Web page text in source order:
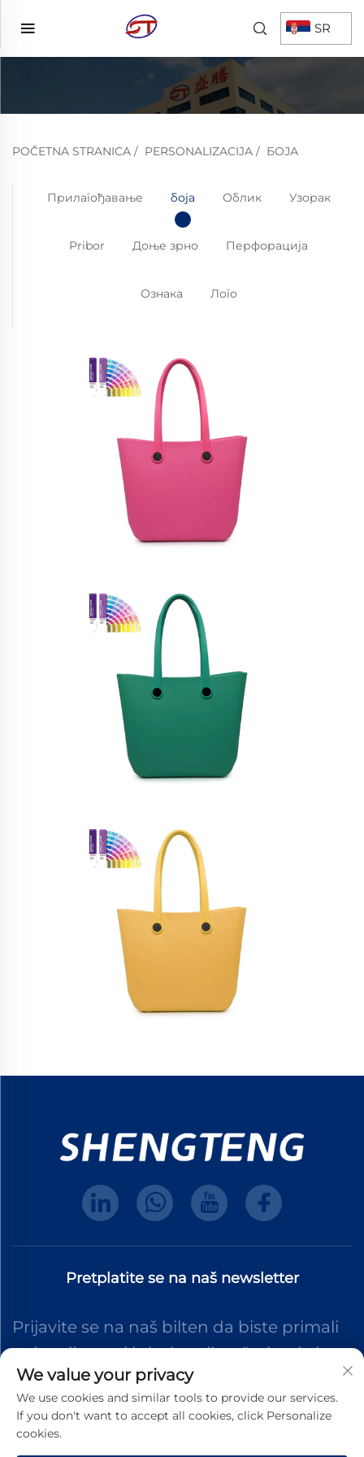
SR
POČETNA STRANICA / PERSONALIZACIJA / БОЈА
Прилагођавање боја Облик Узорак
Pribor Доње зрно Перфорација
Ознака Лого
Pretplatite se na naš newsletter
Prijavite se na naš bilten da biste primali
najnovije vesti iz industrije, ažuriranja i
uvide iz našeg tima.
We value your privacy
We use cookies and similar tools to provide our services.
If you don't want to accept all cookies, click Personalize
cookies.